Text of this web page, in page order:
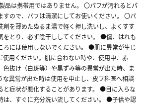
品は携帯用ではありません。 〇パフが汚れるとパ
すので、パフは清潔にしてお使いください。 〇パ
剤を薄めたぬるま湯で軽く押し洗いし、よくすす
をとり、必ず陰干ししてください。 ●傷、はれも
ろには使用しないでください。 ●肌に異常が生じ
使用ください。肌に合わない時や、使用中、赤
色抜け（白斑等）や黒ずみ等の異常が出た時、ま
な異常が出た時は使用を中止し、皮フ科医へ相談
と症状が悪化することがあります。 ●目に入らな
は、すぐに充分洗い流してください。 ●子供や認